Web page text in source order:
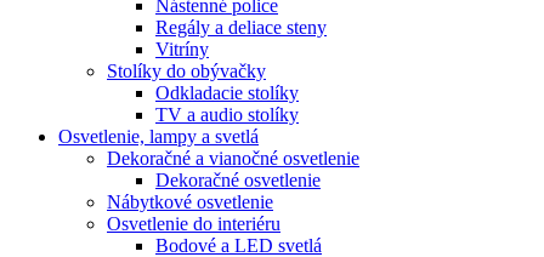
Nástenné police
Regály a deliace steny
Vitríny
Stolíky do obývačky
Odkladacie stolíky
TV a audio stolíky
Osvetlenie, lampy a svetlá
Dekoračné a vianočné osvetlenie
Dekoračné osvetlenie
Nábytkové osvetlenie
Osvetlenie do interiéru
Bodové a LED svetlá